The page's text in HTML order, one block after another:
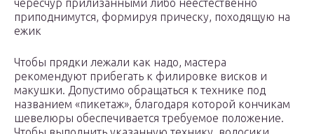
чересчур прилизанными либо неестественно
приподнимутся, формируя прическу, походящую на
ежик
Чтобы прядки лежали как надо, мастера
рекомендуют прибегать к филировке висков и
макушки. Допустимо обращаться к технике под
названием «пикетаж», благодаря которой кончикам
шевелюры обеспечивается требуемое положение.